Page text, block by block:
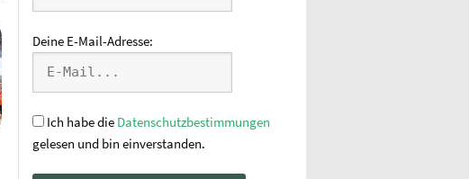
Deine E-Mail-Adresse:
Ich habe die Datenschutzbestimmungen
gelesen und bin einverstanden.